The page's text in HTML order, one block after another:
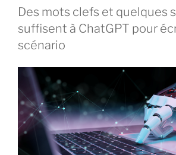
Des mots clefs et quelques
suffisent à ChatGPT pour
scénario